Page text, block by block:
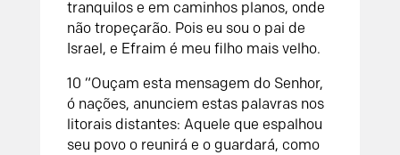
tranquilos e em caminhos planos, onde
não tropeçarão. Pois eu sou o pai de
Israel, e Efraim é meu filho mais velho.
10 “Ouçam esta mensagem do Senhor,
ó nações, anunciem estas palavras nos
litorais distantes: Aquele que espalhou
seu povo o reunirá e o guardará, como